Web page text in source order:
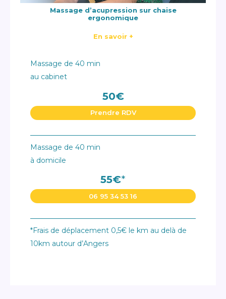
Massage d’acupression sur chaise
ergonomique
En savoir +
Massage de 40 min
au cabinet
50€
Prendre RDV
Massage de 40 min
à domicile
55€*
06 95 34 53 16
*Frais de déplacement 0,5€ le km au delà de
10km autour d’Angers